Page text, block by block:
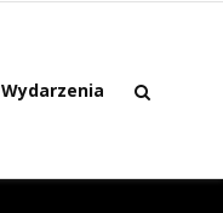
Wydarzenia